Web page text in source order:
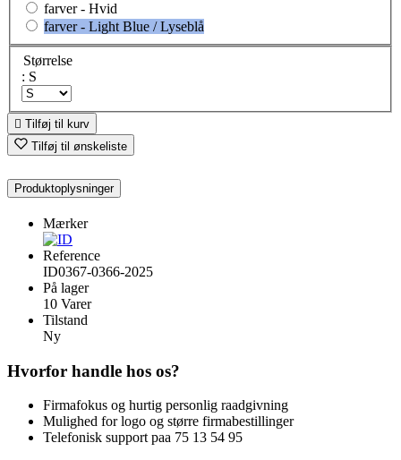
farver - Hvid
farver - Light Blue / Lyseblå
Størrelse
: S
 Tilføj til kurv
Tilføj til ønskeliste
Produktoplysninger
Mærker
Reference
ID0367-0366-2025
På lager
10 Varer
Tilstand
Ny
Hvorfor handle hos os?
Firmafokus og hurtig personlig raadgivning
Mulighed for logo og større firmabestillinger
Telefonisk support paa 75 13 54 95